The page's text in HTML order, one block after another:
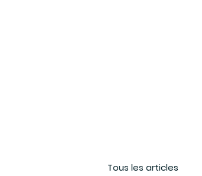
Tous les articles